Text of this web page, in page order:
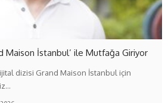
Maison İstanbul’ ile Mutfağa Giriyor
dizisi Grand Maison İstanbul için